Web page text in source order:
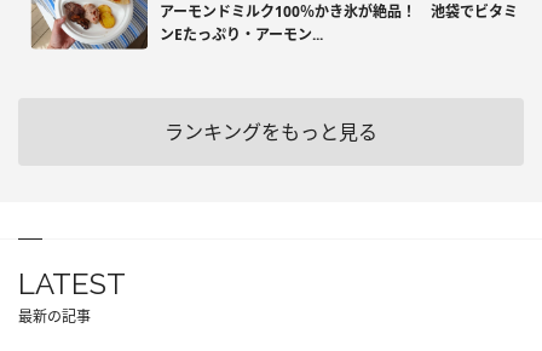
アーモンドミルク100％かき氷が絶品！ 池袋でビタミ
ンEたっぷり・アーモン...
ランキングをもっと見る
LATEST
最新の記事